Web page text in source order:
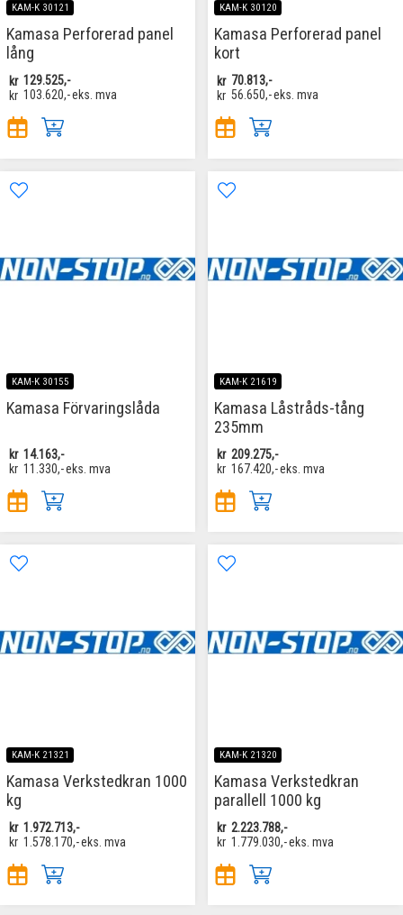
KAM-K 30121
Kamasa Perforerad panel
lång
kr 129.525,-
kr 103.620,-eks. mva
KAM-K 30120
Kamasa Perforerad panel
kort
kr 70.813,-
kr 56.650,-eks. mva
KAM-K 30155
Kamasa Förvaringslåda
kr 14.163,-
kr 11.330,-eks. mva
KAM-K 21619
Kamasa Låstråds-tång
235mm
kr 209.275,-
kr 167.420,-eks. mva
KAM-K 21321
Kamasa Verkstedkran 1000
kg
kr 1.972.713,-
kr 1.578.170,-eks. mva
KAM-K 21320
Kamasa Verkstedkran
parallell 1000 kg
kr 2.223.788,-
kr 1.779.030,-eks. mva